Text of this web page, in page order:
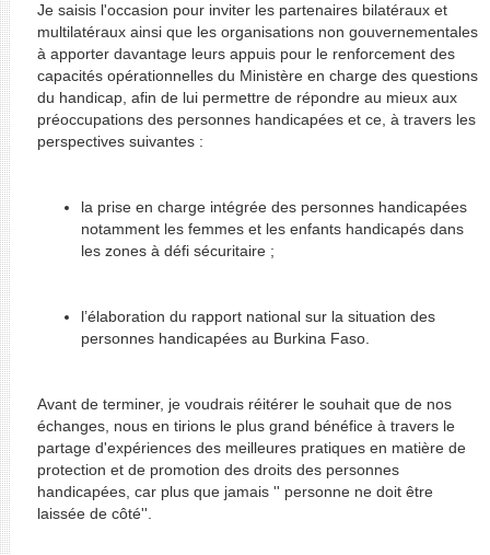
Je saisis l'occasion pour inviter les partenaires bilatéraux et
multilatéraux ainsi que les organisations non gouvernementales
à apporter davantage leurs appuis pour le renforcement des
capacités opérationnelles du Ministère en charge des questions
du handicap, afin de lui permettre de répondre au mieux aux
préoccupations des personnes handicapées et ce, à travers les
perspectives suivantes :
la prise en charge intégrée des personnes handicapées
notamment les femmes et les enfants handicapés dans
les zones à défi sécuritaire ;
l’élaboration du rapport national sur la situation des
personnes handicapées au Burkina Faso.
Avant de terminer, je voudrais réitérer le souhait que de nos
échanges, nous en tirions le plus grand bénéfice à travers le
partage d'expériences des meilleures pratiques en matière de
protection et de promotion des droits des personnes
handicapées, car plus que jamais '' personne ne doit être
laissée de côté''.